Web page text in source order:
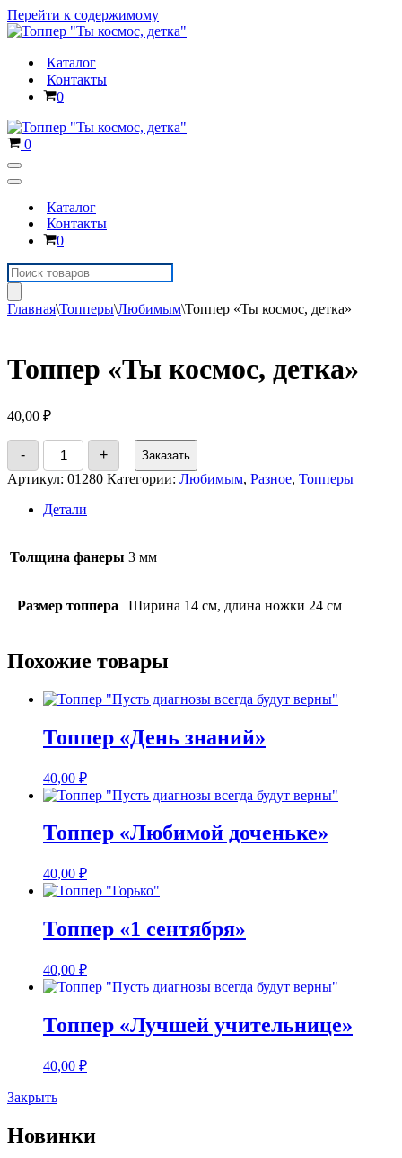
Перейти к содержимому
Каталог
Контакты
Корзина
0
Корзина
0
Меню
навигации
Меню
навигацииКаталог
Контакты
Корзина
0
Поиск
товаров
Главная\Топперы\Любимым\Топпер «Ты космос, детка»
Топпер «Ты космос, детка»
40,00 ₽
-
Количество
товара
Топпер
"Ты
космос,
детка"
+ Заказать
Артикул: 01280 Категории: Любимым, Разное, Топперы
Детали
Толщина фанеры 3 мм
Размер топпера Ширина 14 см, длина ножки 24 см
Похожие товары
Топпер «День знаний»
40,00 ₽
Топпер «Любимой доченьке»
40,00 ₽
Топпер «1 сентября»
40,00 ₽
Топпер «Лучшей учительнице»
40,00 ₽
Закрыть
Новинки